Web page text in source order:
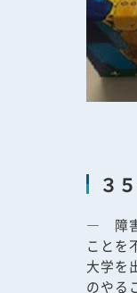
３
― 障害
ことを
大学を
のやる